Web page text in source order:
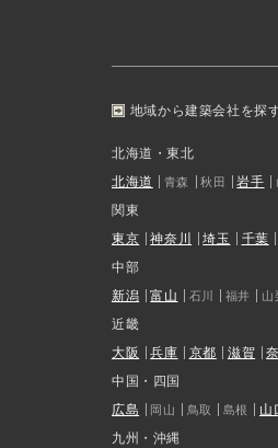
地域から建築会社を探
北海道・東北
北海道
青森 秋田 岩手
関東
東京
神奈川 埼玉 千葉
中部
新潟
富山 石川 福井 山
近畿
大阪
兵庫 京都 滋賀
中国・四国
広島
岡山 鳥取 島根 山
九州・沖縄